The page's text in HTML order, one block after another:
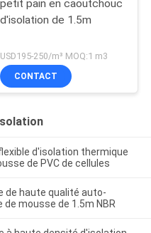
petit pain en caoutchouc
d'isolation de 1.5m
USD195-250/m³ MOQ:1 m3
CONTACT
d'isolation thermique
de PVC de cellules
de haute qualité auto-
mousse de 1.5m NBR